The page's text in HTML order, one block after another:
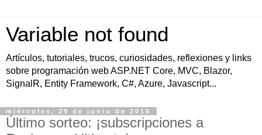
Variable not found
Artículos, tutoriales, trucos, curiosidades, reflexiones y links
sobre programación web ASP.NET Core, MVC, Blazor,
SignalR, Entity Framework, C#, Azure, Javascript...
miércoles, 29 de junio de 2016
Último sorteo: ¡subscripciones a